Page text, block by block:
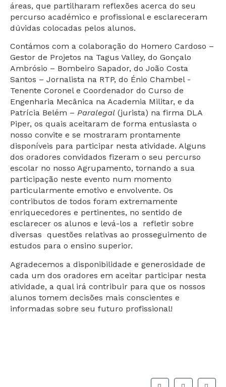
áreas, que partilharam reflexões acerca do seu
percurso académico e profissional e esclareceram
dúvidas colocadas pelos alunos.
Contámos com a colaboração do Homero Cardoso –
Gestor de Projetos na Tagus Valley, do Gonçalo
Ambrósio – Bombeiro Sapador, do João Costa
Santos – Jornalista na RTP, do Énio Chambel -
Tenente Coronel e Coordenador do Curso de
Engenharia Mecânica na Academia Militar, e da
Patrícia Belém – Paralegal (jurista) na firma DLA
Piper, os quais aceitaram de forma entusiasta o
nosso convite e se mostraram prontamente
disponíveis para participar nesta atividade. Alguns
dos oradores convidados fizeram o seu percurso
escolar no nosso Agrupamento, tornando a sua
participação neste evento num momento
particularmente emotivo e envolvente. Os
contributos de todos foram extremamente
enriquecedores e pertinentes, no sentido de
esclarecer os alunos e levá-los a refletir sobre
diversas questões relativas ao prosseguimento de
estudos para o ensino superior.
Agradecemos a disponibilidade e generosidade de
cada um dos oradores em aceitar participar nesta
atividade, a qual irá contribuir para que os nossos
alunos tomem decisões mais conscientes e
informadas sobre seu futuro profissional!